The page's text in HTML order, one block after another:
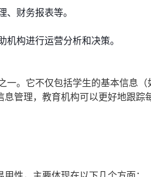
、财务报表等。
机构进行运营分析和决策。
一。它不仅包括学生的基本信息
管理，教育机构可以更好地跟踪